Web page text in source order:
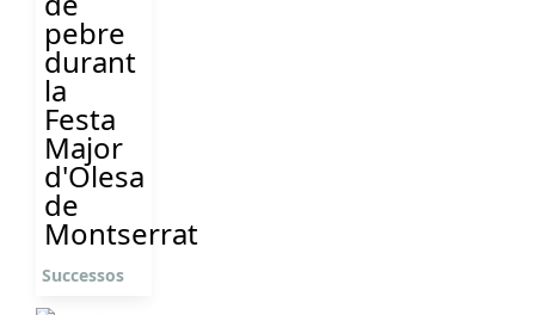
pebre
durant
la
Festa
Major
d'Olesa
de
Montserrat
Successos